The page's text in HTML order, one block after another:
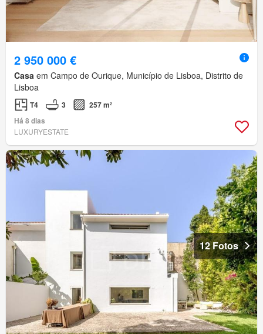
2 950 000 €
Casa em Campo de Ourique, Município de Lisboa, Distrito de
Lisboa
T4 3
257 m²
Há 8 dias
LUXURYESTATE
12 Fotos